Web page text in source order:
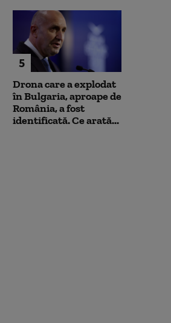
5
Drona care a explodat
în Bulgaria, aproape de
România, a fost
identificată. Ce arată...